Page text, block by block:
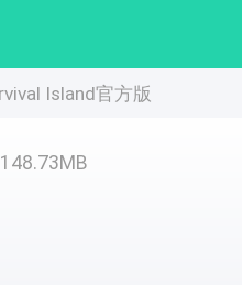
Island官方版
Island官方